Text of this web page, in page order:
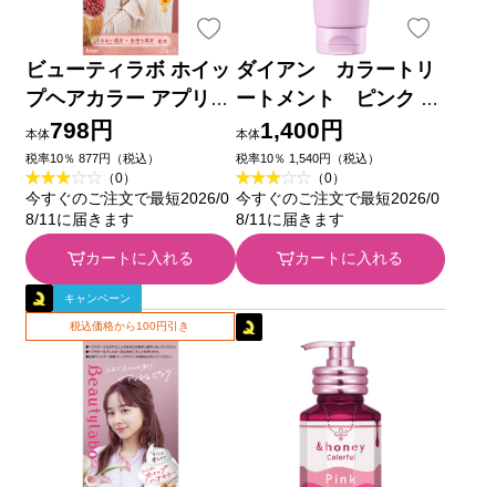
ビューティラボ ホイッ
プヘアカラー アプリコ
ットピンク ４０ｍｌ＋
８０ｍｌ ホーユー (医
薬部外品)
本体798円
税率10％ 877円（税込）
（0）
今すぐのご注文で最短2026/0
8/11に届きます
カートに入れる
ダイアン カラートリ
ートメント ピンク １
５０ｇ ネイチャーラボ
本体1,400円
税率10％ 1,540円（税込）
（0）
今すぐのご注文で最短2026/0
8/11に届きます
カートに入れる
キャンペーン
税込価格から100円引き